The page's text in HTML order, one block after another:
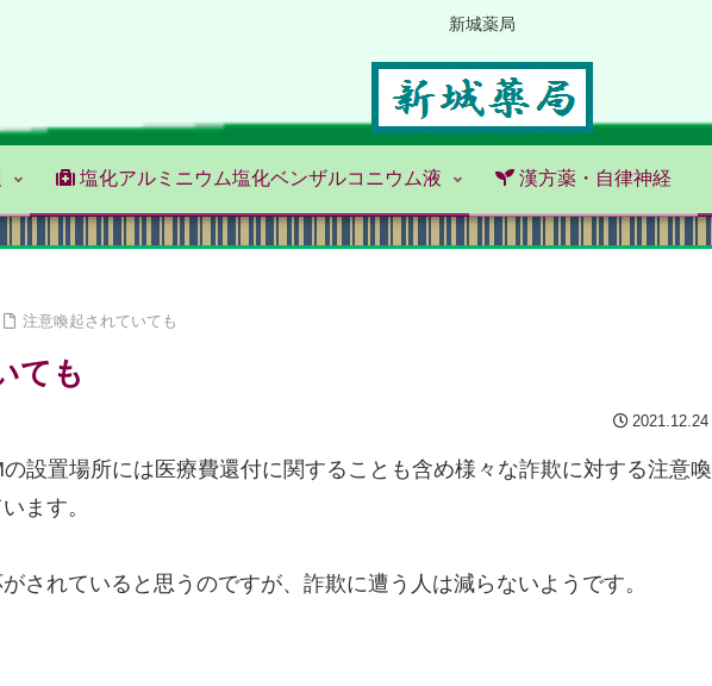
新城薬局
塩化アルミニウム塩化ベンザルコニウム液 漢方薬・自律神経
注意喚起されていても
ても
2021.12.24
設置場所には医療費還付に関することも含め様々な詐欺に対する注意喚
ます。
されていると思うのですが、詐欺に遭う人は減らないようです。